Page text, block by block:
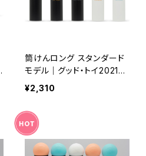
筒けんロング スタンダード
モデル｜グッド・トイ2021受
賞・親子で楽しむデジタルデ
トックス
¥2,310